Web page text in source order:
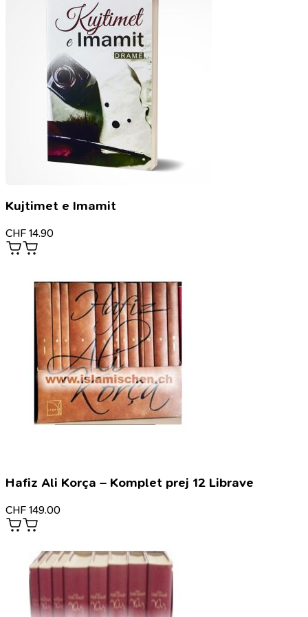
Kujtimet e Imamit
CHF 14.90
Hafiz Ali Korça – Komplet prej 12 Librave
CHF 149.00